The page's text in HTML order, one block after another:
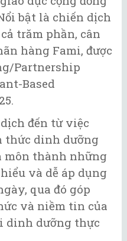
bật là chiến dịch
trăm phần, cân
hàng Fami, được
Partnership
Based
đến từ việc
thức dinh dưỡng
môn thành những
và dễ áp dụng
qua đó góp
và niềm tin của
dinh dưỡng thực